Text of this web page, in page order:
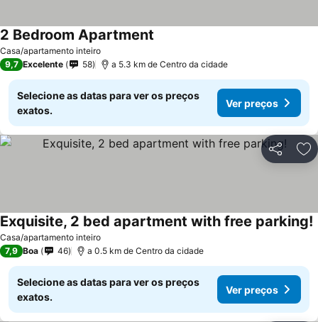
Casa/apartamento inteiro
2 Bedroom Apartment
9,7 Excelente 58 a 5.3 km de Centro da cidade
Selecione as datas para ver os preços
exatos.
Ver preços
Partilhar
Casa/apartamento inteiro
Exquisite, 2 bed apartment with free parking!
7,9 Boa 46 a 0.5 km de Centro da cidade
Selecione as datas para ver os preços
exatos.
Ver preços